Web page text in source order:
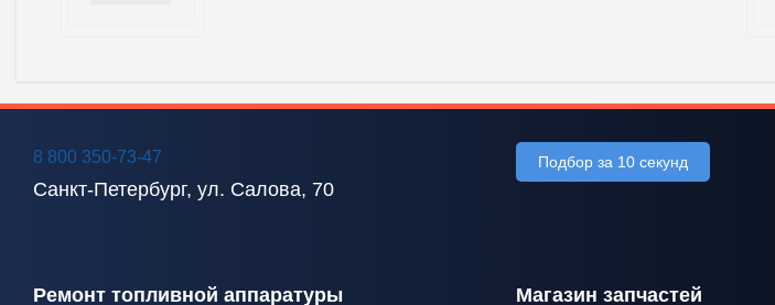
8 800 350-73-47
Санкт-Петербург, ул. Салова, 70
Подбор за 10 секунд
Ремонт топливной аппаратуры Магазин запчастей